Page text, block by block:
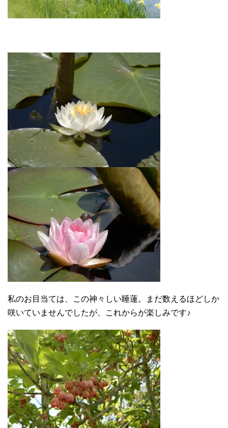
私のお目当ては、この神々しい睡蓮。まだ数えるほどしか
咲いていませんでしたが、これからが楽しみです♪